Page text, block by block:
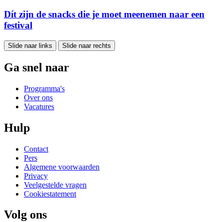
Dít zijn de snacks die je moet meenemen naar een
festival
Slide naar links Slide naar rechts
Ga snel naar
Programma's
Over ons
Vacatures
Hulp
Contact
Pers
Algemene voorwaarden
Privacy
Veelgestelde vragen
Cookiestatement
Volg ons